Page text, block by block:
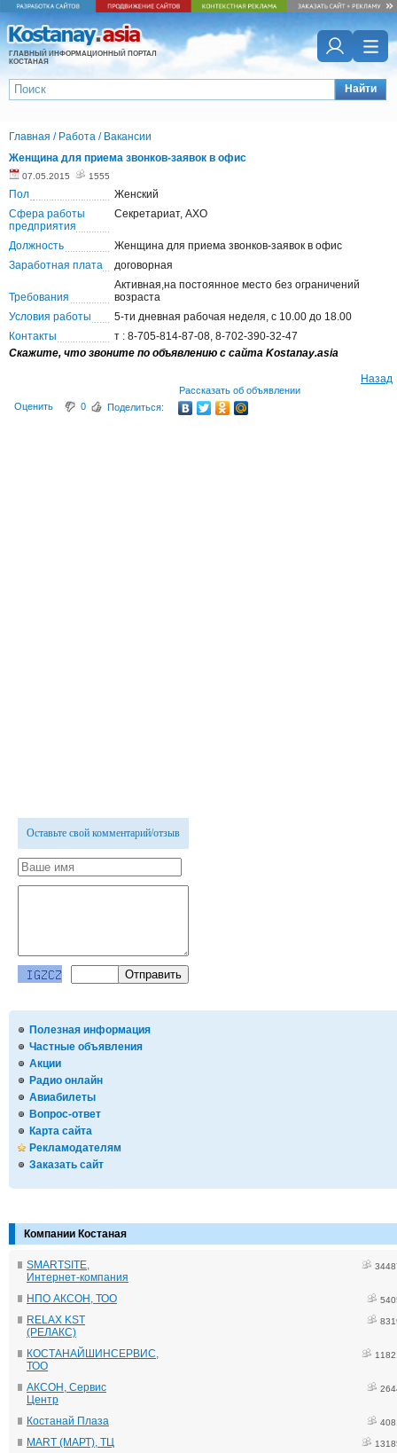
ГЛАВНЫЙ ИНФОРМАЦИОННЫЙ ПОРТАЛ
КОСТАНАЯ
Найти
Полезная информация
Частные объявления
Акции
Радио онлайн
Авиабилеты
Вопрос-ответ
Карта сайта
Рекламодателям
Заказать сайт
Компании Костаная
SMARTSITE,
Интернет-компания
НПО АКСОН, ТОО
RELAX KST
(РЕЛАКС)
КОСТАНАЙШИНСЕРВИС,
ТОО
АКСОН, Сервис
Центр
Костанай Плаза
MART (МАРТ), ТЦ
Главная / Работа / Вакансии
Женщина для приема звонков-заявок в офис
07.05.2015 1555
Пол
Женский
Сфера работы
предприятия
Секретариат, АХО
Должность
Женщина для приема звонков-заявок в офис
Заработная плата
договорная
Требования
Активная,на постоянное место без ограничений
возраста
Условия работы
5-ти дневная рабочая неделя, с 10.00 до 18.00
Контакты
т : 8-705-814-87-08, 8-702-390-32-47
Скажите, что звоните по объявлению с сайта Kostanay.asia
Назад
Рассказать об объявлении
Оценить
0 Поделиться:
Оставьте свой комментарий/отзыв